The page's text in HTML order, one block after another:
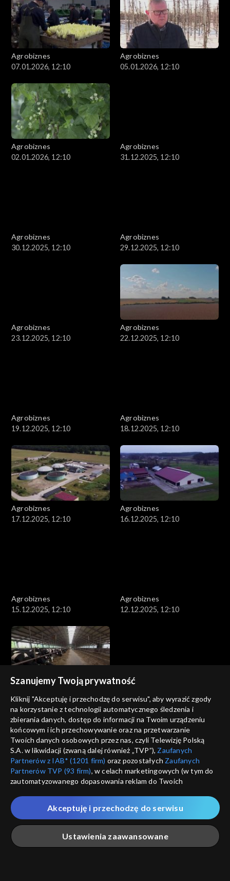
Agrobiznes
07.01.2026, 12:10
Agrobiznes
05.01.2026, 12:10
Agrobiznes
02.01.2026, 12:10
Agrobiznes
31.12.2025, 12:10
Agrobiznes
30.12.2025, 12:10
Agrobiznes
29.12.2025, 12:10
Agrobiznes
23.12.2025, 12:10
Agrobiznes
22.12.2025, 12:10
Agrobiznes
19.12.2025, 12:10
Agrobiznes
18.12.2025, 12:10
Agrobiznes
17.12.2025, 12:10
Agrobiznes
16.12.2025, 12:10
Agrobiznes
15.12.2025, 12:10
Agrobiznes
12.12.2025, 12:10
11.12.2025, 12:10
10.12.2025, 12:10
Agrobiznes
Agrobiznes
Szanujemy Twoją prywatność
Kliknij "Akceptuję i przechodzę do serwisu", aby wyrazić zgody
na korzystanie z technologii automatycznego śledzenia i
zbierania danych, dostęp do informacji na Twoim urządzeniu
końcowym i ich przechowywanie oraz na przetwarzanie
Twoich danych osobowych przez nas, czyli Telewizję Polską
S.A. w likwidacji (zwaną dalej również „TVP”), Zaufanych
Partnerów z IAB* (1201 firm) oraz pozostałych Zaufanych
Partnerów TVP (93 firm), w celach marketingowych (w tym do
zautomatyzowanego dopasowania reklam do Twoich
które wskazujemy poniżej, a także zgody na udostępnianie
przez nas identyfikatora PPID do Google.
Twoje dane osobowe zbierane podczas odwiedzania przez
Ciebie naszych
poszczególnych serwisówzwanych dalej
„Portalem”, w tym informacje zapisywane za pomocą
Ustawienia zaawansowane
Akceptuję i przechodzę do serwisu